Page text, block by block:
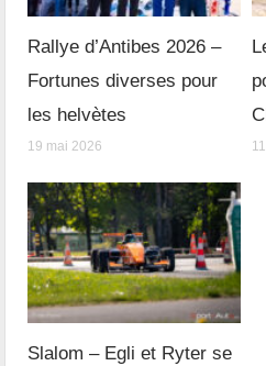
Rallye d’Antibes 2026 –
Fortunes diverses pour
les helvètes
19 mai 2026
Slalom – Egli et Ryter se